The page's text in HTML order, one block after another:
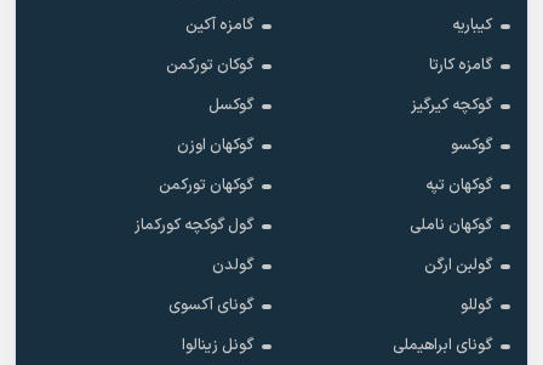
کیباریه
گامزه آکین
گامزه کارتا
گوکان تورکمن
گوکچه کیرگیز
گوکسل
گوکسو
گوکهان اوزن
گوکهان تپه
گوکهان تورکمن
گوکهان ناملی
گول گوکچه کورکماز
گولبن ارگن
گولدن
گوللو
گونای آکسوی
گونای ابراهیملی
گونل زینالوا